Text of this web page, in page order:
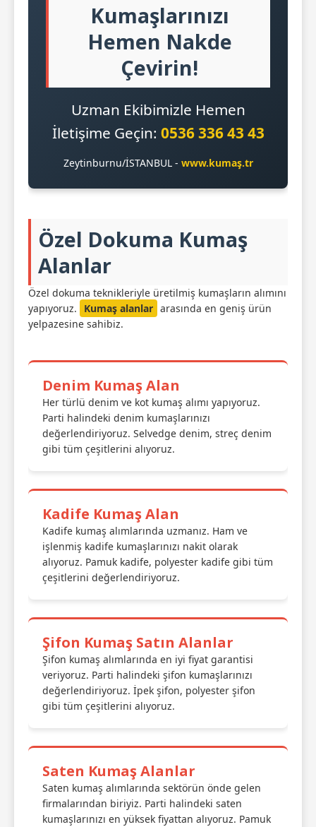
Kumaşlarınızı
Hemen Nakde
Çevirin!
Uzman Ekibimizle Hemen
İletişime Geçin: 0536 336 43 43
Zeytinburnu/İSTANBUL - www.kumaş.tr
Özel Dokuma Kumaş
Alanlar
Özel dokuma teknikleriyle üretilmiş kumaşların alımını
yapıyoruz.
Kumaş alanlar arasında en geniş ürün
yelpazesine sahibiz.
Denim Kumaş Alan
Her türlü denim ve kot kumaş alımı yapıyoruz.
Parti halindeki denim kumaşlarınızı
değerlendiriyoruz. Selvedge denim, streç denim
gibi tüm çeşitlerini alıyoruz.
Kadife Kumaş Alan
Kadife kumaş alımlarında uzmanız. Ham ve
işlenmiş kadife kumaşlarınızı nakit olarak
alıyoruz. Pamuk kadife, polyester kadife gibi tüm
çeşitlerini değerlendiriyoruz.
Şifon Kumaş Satın Alanlar
Şifon kumaş alımlarında en iyi fiyat garantisi
veriyoruz. Parti halindeki şifon kumaşlarınızı
değerlendiriyoruz. İpek şifon, polyester şifon
gibi tüm çeşitlerini alıyoruz.
Saten Kumaş Alanlar
Saten kumaş alımlarında sektörün önde gelen
firmalarından biriyiz. Parti halindeki saten
kumaşlarınızı en yüksek fiyattan alıyoruz. Pamuk